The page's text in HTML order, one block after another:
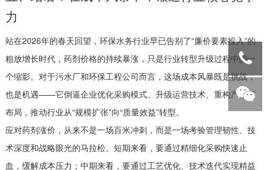
力
站在2026年的春天回望，环保水务行业早已告别了“廉价要素投入”的
粗放增长时代，药剂价格的持续暴涨，只是行业转型升级过程中的一
个缩影。对于污水厂和环保工程公司而言，这场成本风暴既是挑战，
也是机遇——它倒逼企业优化采购模式、升级运营技术、重构产业链
布局，推动行业从“规模扩张”向“质量效益”转型。
应对药剂涨价，从来不是一场百米冲刺，而是一场考验管理韧性、技
术深度和战略眼光的马拉松。短期来看，要通过精细化采购快速止
血，缓解成本压力；中期来看，要通过工艺优化、技术迭代实现精益